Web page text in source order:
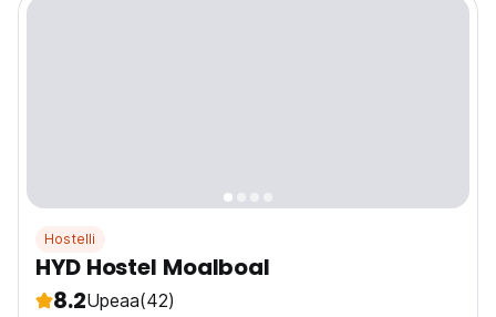
Hostelli
HYD Hostel Moalboal
8.2Upeaa(42)